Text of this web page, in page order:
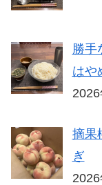
勝手
はや
摘果
ぎ